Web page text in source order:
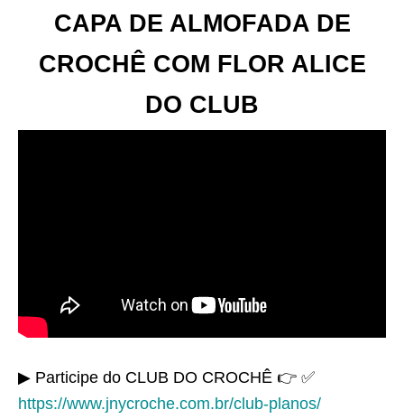
CAPA DE ALMOFADA DE
CROCHÊ COM FLOR ALICE
DO CLUB
▶ Participe do CLUB DO CROCHÊ 👉 ✅
https://www.jnycroche.com.br/club-planos/